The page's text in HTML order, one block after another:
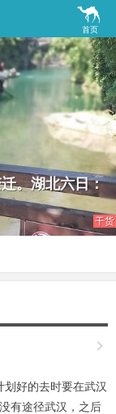

首页
。湖北六日：
干货

划好的去时要在武汉
有途径武汉，之后